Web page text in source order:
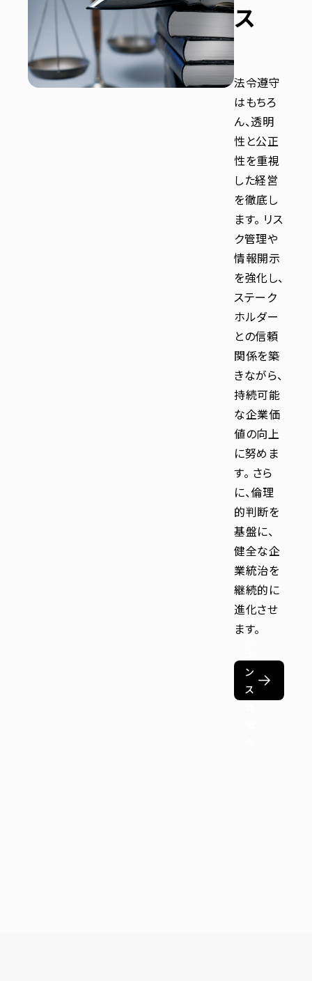
ス
法令遵守
はもちろ
ん、透明
性と公正
性を重視
した経営
を徹底し
ます。 リス
ク管理や
情報開示
を強化し、
ステーク
ホルダー
との信頼
関係を築
きながら、
持続可能
な企業価
値の向上
に努めま
す。 さら
に、倫理
的判断を
基盤に、
健全な企
業統治を
継続的に
進化させ
ます。
ガ
バ
ン
ス